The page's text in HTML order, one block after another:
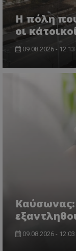
Η πόλη
οι
09.08.2026 - 12:13
09.08.2026 - 12:03